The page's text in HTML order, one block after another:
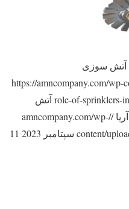
آتش سوزی
https://amncompany.com/wp-
role-of-sprinklers-آتش
//amncompany.com/wp-
content/
11